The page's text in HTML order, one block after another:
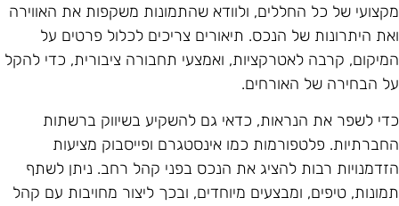
של כל החללים, ולוודא שהתמונות משקפות את האווירה
היתרונות של הנכס. תיאורים צריכים לכלול פרטים על
קרבה לאטרקציות, ואמצעי תחבורה ציבורית, כדי להקל
הבחירה של האורחים.
לשפר את הנראות, כדאי גם להשקיע בשיווק ברשתות
פלטפורמות כמו אינסטגרם ופייסבוק מציעות
רבות להציג את הנכס בפני קהל רחב. ניתן לשתף
טיפים, ומבצעים מיוחדים, ובכך ליצור מחויבות עם קהל